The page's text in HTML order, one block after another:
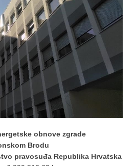
obnove zgrade
Brodu
pravosuđa Republika Hrvatska